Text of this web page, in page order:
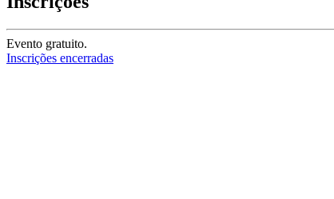
Evento gratuito.
Inscrições encerradas